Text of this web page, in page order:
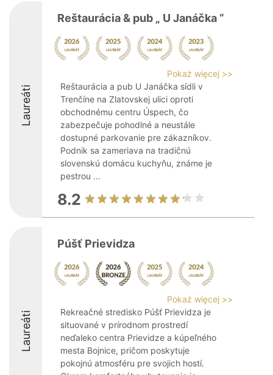
Laureáti
Reštaurácia & pub „ U Janáčka “
Pokaż więcej >>
Reštaurácia a pub U Janáčka sídli v
Trenčíne na Zlatovskej ulici oproti
obchodnému centru Úspech, čo
zabezpečuje pohodlné a neustále
dostupné parkovanie pre zákazníkov.
Podnik sa zameriava na tradičnú
slovenskú domácu kuchyňu, známe je
pestrou ...
8.2
Laureáti
Púšť Prievidza
Pokaż więcej >>
Rekreačné stredisko Púšť Prievidza je
situované v prírodnom prostredí
neďaleko centra Prievidze a kúpeľného
mesta Bojnice, pričom poskytuje
pokojnú atmosféru pre svojich hostí.